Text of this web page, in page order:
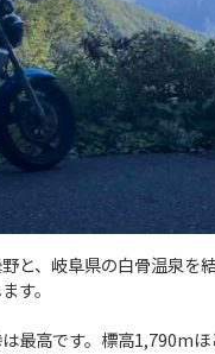
と、岐阜県の白骨温泉を
す。
最高です。標高1,790m